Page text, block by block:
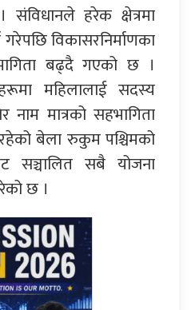
हरेक क्षेत्रमा
विकासरनिर्माणका
बढ्दै गएको छ ।
महिलालाई सदस्य
नाम मात्रको सहभागिता
बेला रुकुम पश्चिमको
सञ्चालित सबै योजना
छ ।